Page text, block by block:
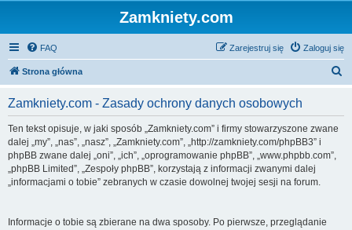
Zamkniety.com
FAQ Zaloguj się
Zarejestruj się
Strona główna
Zamkniety.com - Zasady ochrony danych osobowych
Ten tekst opisuje, w jaki sposób „Zamkniety.com” i firmy stowarzyszone zwane
dalej „my”, „nas”, „nasz”, „Zamkniety.com”, „http://zamkniety.com/phpBB3” i
phpBB zwane dalej „oni”, „ich”, „oprogramowanie phpBB”, „www.phpbb.com”,
„phpBB Limited”, „Zespoły phpBB”, korzystają z informacji zwanymi dalej
„informacjami o tobie” zebranych w czasie dowolnej twojej sesji na forum.
Informacje o tobie są zbierane na dwa sposoby. Po pierwsze, przeglądanie